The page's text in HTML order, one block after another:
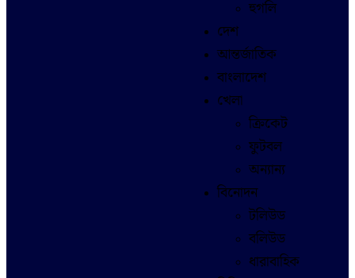
হুগলি
দেশ
আন্তর্জাতিক
বাংলাদেশ
খেলা
ক্রিকেট
ফুটবল
অন্যান্য
বিনোদন
টলিউড
বলিউড
ধারাবাহিক